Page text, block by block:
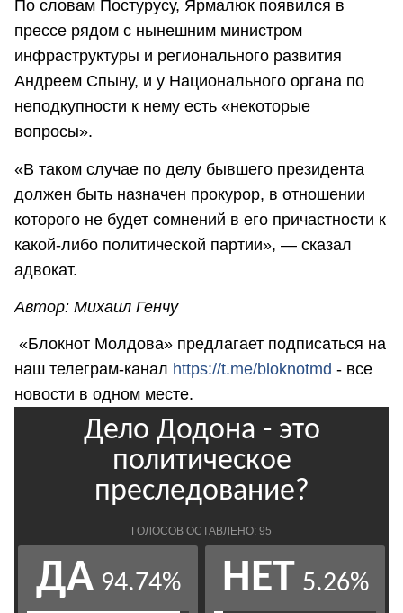
По словам Постурусу, Ярмалюк появился в
прессе рядом с нынешним министром
инфраструктуры и регионального развития
Андреем Спыну, и у Национального органа по
неподкупности к нему есть «некоторые
вопросы».
«В таком случае по делу бывшего президента
должен быть назначен прокурор, в отношении
которого не будет сомнений в его причастности к
какой-либо политической партии», — сказал
адвокат.
Автор: Михаил Генчу
«Блокнот Молдова» предлагает подписаться на
наш телеграм-канал https://t.me/bloknotmd - все
новости в одном месте.